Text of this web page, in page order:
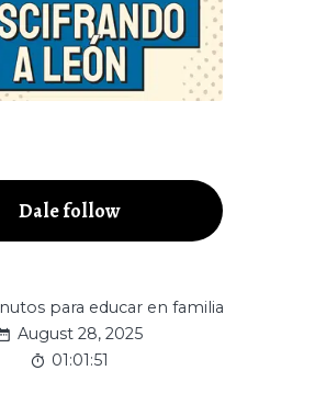
Dale follow
para educar en familia
August 28, 2025
01:01:51